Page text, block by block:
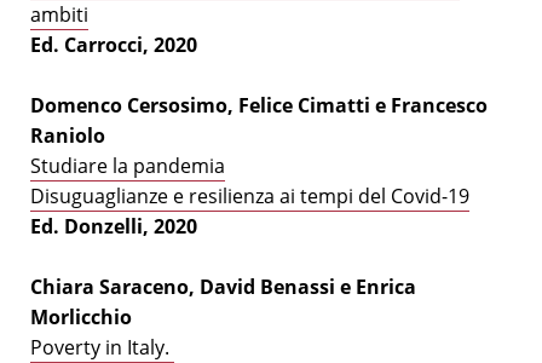
ambiti
Ed. Carrocci, 2020
Domenco Cersosimo, Felice Cimatti e Francesco
Raniolo
Studiare la pandemia
Disuguaglianze e resilienza ai tempi del Covid-19
Ed. Donzelli, 2020
Chiara Saraceno, David Benassi e Enrica
Morlicchio
Poverty in Italy.